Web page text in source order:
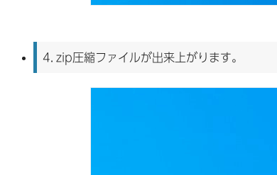
4. zip圧縮ファイルが出来上がります。